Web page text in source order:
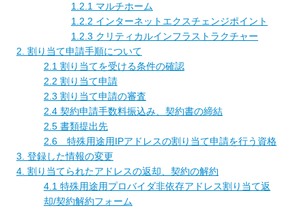
1.2.1 マルチホーム
1.2.2 インターネットエクスチェンジポイント
1.2.3 クリティカルインフラストラクチャー
2. 割り当て申請手順について
2.1 割り当てを受ける条件の確認
2.2 割り当て申請
2.3 割り当て申請の審査
2.4 契約申請手数料振込み、契約書の締結
2.5 書類提出先
2.6 特殊用途用IPアドレスの割り当て申請を行う資格
3. 登録した情報の変更
4. 割り当てられたアドレスの返却、契約の解約
4.1 特殊用途用プロバイダ非依存アドレス割り当て返
却/契約解約フォーム